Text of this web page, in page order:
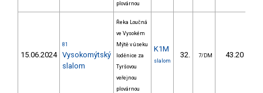
plovárnou
15.06.2024
81
Vysokomýtský
slalom
Řeka Loučná
ve Vysokém
Mýtě v úseku
loděnice za
Tyršovou
veřejnou
plovárnou
K1M
slalom
32. 7/DM 43.20